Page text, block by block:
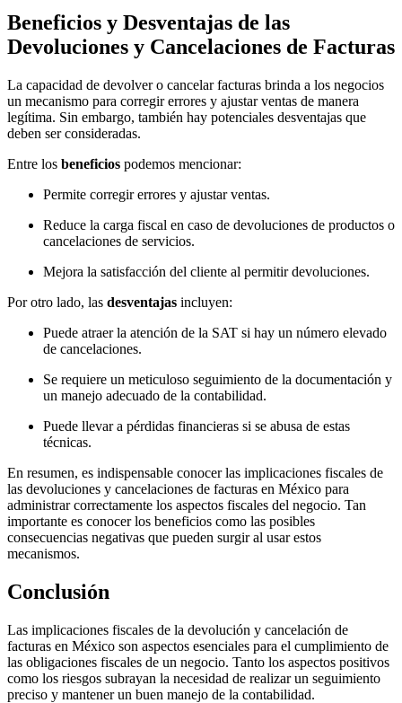
Beneficios y Desventajas de las
Devoluciones y Cancelaciones de Facturas
La capacidad de devolver o cancelar facturas brinda a los negocios
un mecanismo para corregir errores y ajustar ventas de manera
legítima. Sin embargo, también hay potenciales desventajas que
deben ser consideradas.
Entre los beneficios podemos mencionar:
Permite corregir errores y ajustar ventas.
Reduce la carga fiscal en caso de devoluciones de productos o
cancelaciones de servicios.
Mejora la satisfacción del cliente al permitir devoluciones.
Por otro lado, las desventajas incluyen:
Puede atraer la atención de la SAT si hay un número elevado
de cancelaciones.
Se requiere un meticuloso seguimiento de la documentación y
un manejo adecuado de la contabilidad.
Puede llevar a pérdidas financieras si se abusa de estas
técnicas.
En resumen, es indispensable conocer las implicaciones fiscales de
las devoluciones y cancelaciones de facturas en México para
administrar correctamente los aspectos fiscales del negocio. Tan
importante es conocer los beneficios como las posibles
consecuencias negativas que pueden surgir al usar estos
mecanismos.
Conclusión
Las implicaciones fiscales de la devolución y cancelación de
facturas en México son aspectos esenciales para el cumplimiento de
las obligaciones fiscales de un negocio. Tanto los aspectos positivos
como los riesgos subrayan la necesidad de realizar un seguimiento
preciso y mantener un buen manejo de la contabilidad.